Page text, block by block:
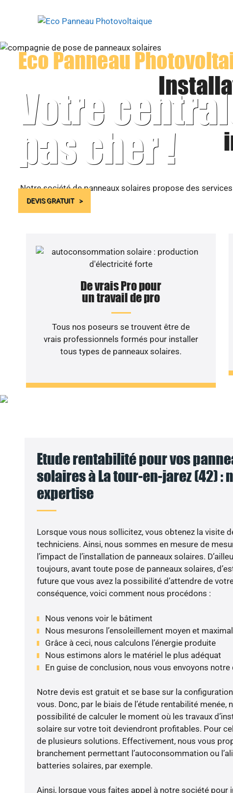
Eco Panneau
Votre
pas cher !
DEVIS GRATUIT
Notre société de panneaux solaires propose des
De vrais Pro pour
un travail de pro
Tous nos poseurs se trouvent être de
vrais professionnels formés pour installer
tous types de panneaux solaires.
Etude rentabilité pour vos
solaires à La tour-en-jarez (42) :
expertise
Lorsque vous nous sollicitez, vous obtenez la visite
techniciens. Ainsi, nous sommes en mesure de
l’impact de l’installation de panneaux solaires.
toujours, avant toute pose de panneaux solaires,
future que vous avez la possibilité d’attendre de
conséquence, voici comment nous procédons :
Nous venons voir le bâtiment
Nous mesurons l’ensoleillement moyen et maximal
Grâce à ceci, nous calculons l’énergie produite
Nous estimons alors le matériel le plus adéquat
En guise de conclusion, nous vous envoyons
Notre devis est gratuit et se base sur la
vous. Donc, par le biais de l’étude rentabilité menée,
possibilité de calculer le moment où les travaux
solaire sur votre toit deviendront profitables. Pour
de plusieurs solutions. Effectivement, nous vous
branchement permettant l’autoconsommation ou
batteries solaires, par exemple.
Ainsi, lorsque vous faites appel à notre société pour